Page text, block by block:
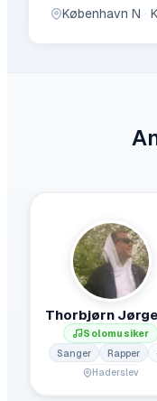
København N ·
Solomusiker
Sanger
Rapper
Haderslev